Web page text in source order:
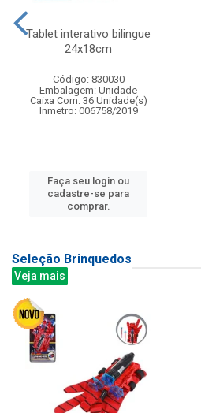
Tablet interativo bilingue
24x18cm
Código: 830030
Embalagem: Unidade
Caixa Com: 36 Unidade(s)
Inmetro: 006758/2019
Faça seu login ou
cadastre-se para
comprar.
Seleção Brinquedos
Veja mais